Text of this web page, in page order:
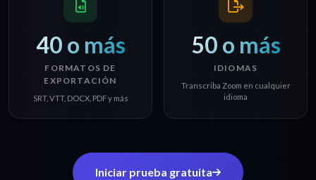
40 o más
FORMATOS DE
EXPORTACIÓN
SRT, VTT, DOCX, PDF y más
50 o más
IDIOMAS
Transcriba Zoom en cualquier
idioma
Iniciar prueba gratuita